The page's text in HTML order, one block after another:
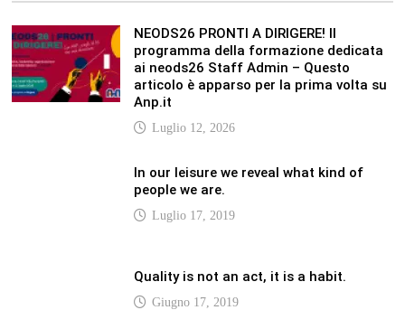
NEODS26 PRONTI A DIRIGERE! Il
programma della formazione dedicata
ai neods26 Staff Admin – Questo
articolo è apparso per la prima volta su
Anp.it
Luglio 12, 2026
In our leisure we reveal what kind of
people we are.
Luglio 17, 2019
Quality is not an act, it is a habit.
Giugno 17, 2019